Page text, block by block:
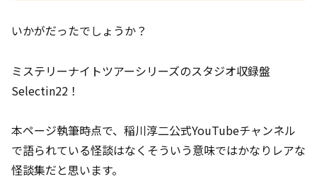
いかがだったでしょうか？
ミステリーナイトツアーシリーズのスタジオ収録盤
Selectin22！
本ページ執筆時点で、稲川淳二公式YouTubeチャンネル
で語られている怪談はなくそういう意味ではかなりレアな
怪談集だと思います。